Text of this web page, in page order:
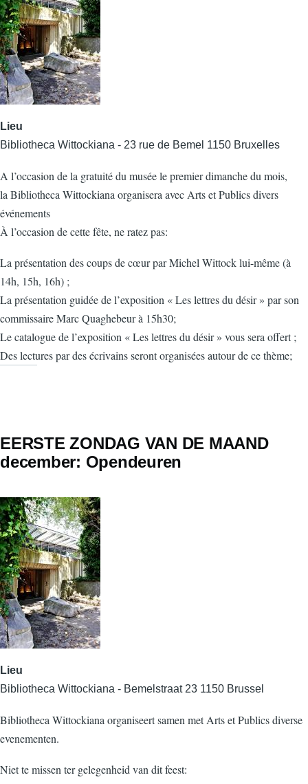
Lieu
Bibliotheca Wittockiana - 23 rue de Bemel 1150 Bruxelles
A l’occasion de la gratuité du musée le premier dimanche du mois,
la Bibliotheca Wittockiana organisera avec Arts et Publics divers
événements
À l’occasion de cette fête, ne ratez pas:
La présentation des coups de cœur par Michel Wittock lui-même (à
14h, 15h, 16h) ;
La présentation guidée de l’exposition « Les lettres du désir » par son
commissaire Marc Quaghebeur à 15h30;
Le catalogue de l’exposition « Les lettres du désir » vous sera offert ;
Des lectures par des écrivains seront organisées autour de ce thème;
EERSTE ZONDAG VAN DE MAAND
december: Opendeuren
Lieu
Bibliotheca Wittockiana - Bemelstraat 23 1150 Brussel
Bibliotheca Wittockiana organiseert samen met Arts et Publics diverse
evenementen.
Niet te missen ter gelegenheid van dit feest: